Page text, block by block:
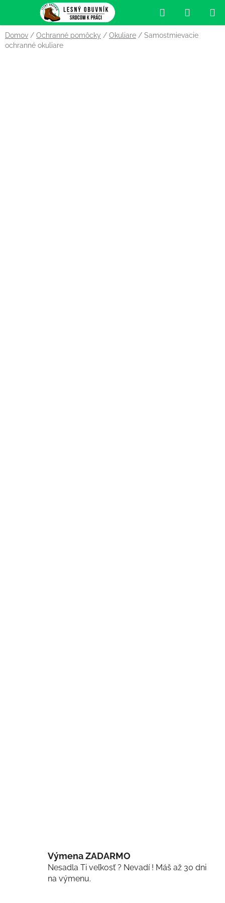
obsah
Hľadať
KOŠÍK
Domov / Ochranné pomôcky / Okuliare / Samostmievacie
ochranné okuliare
Výmena ZADARMO
Nesadla Ti veľkosť ? Nevadí ! Máš až 30 dni
na výmenu.